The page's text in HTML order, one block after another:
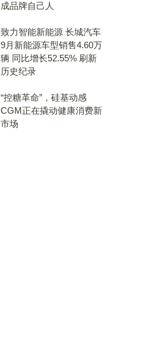
成品牌自己人
致力智能新能源 长城汽车
9月新能源车型销售4.60万
辆 同比增长52.55% 刷新
历史纪录
“控糖革命”，硅基动感
CGM正在撬动健康消费新
市场